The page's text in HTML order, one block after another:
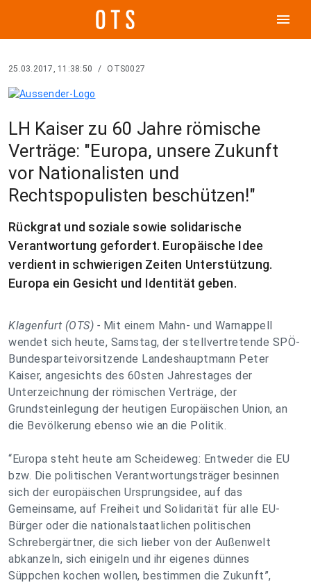
menu
25.03.2017, 11:38:50 / OTS0027
LH Kaiser zu 60 Jahre römische
Verträge: "Europa, unsere Zukunft
vor Nationalisten und
Rechtspopulisten beschützen!"
Rückgrat und soziale sowie solidarische
Verantwortung gefordert. Europäische Idee
verdient in schwierigen Zeiten Unterstützung.
Europa ein Gesicht und Identität geben.
Klagenfurt (OTS) - Mit einem Mahn- und Warnappell
wendet sich heute, Samstag, der stellvertretende SPÖ-
Bundesparteivorsitzende Landeshauptmann Peter
Kaiser, angesichts des 60sten Jahrestages der
Unterzeichnung der römischen Verträge, der
Grundsteinlegung der heutigen Europäischen Union, an
die Bevölkerung ebenso wie an die Politik.
“Europa steht heute am Scheideweg: Entweder die EU
bzw. Die politischen Verantwortungsträger besinnen
sich der europäischen Ursprungsidee, auf das
Gemeinsame, auf Freiheit und Solidarität für alle EU-
Bürger oder die nationalstaatlichen politischen
Schrebergärtner, die sich lieber von der Außenwelt
abkanzeln, sich einigeln und ihr eigenes dünnes
Süppchen kochen wollen, bestimmen die Zukunft”,